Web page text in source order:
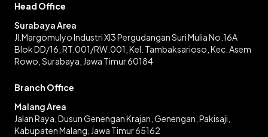
Head Office
Surabaya Area
Jl.Margomulyo Industri XI3 Pergudangan Suri Mulia No.16A
Blok DD/16, RT.001/RW.001, Kel. Tambaksarioso, Kec. Asem
Rowo, Surabaya, Jawa Timur 60184
Branch Office
Malang Area
Jalan Raya, Dusun Genengan Krajan, Genengan, Pakisaji,
Kabupaten Malang, Jawa Timur 65162